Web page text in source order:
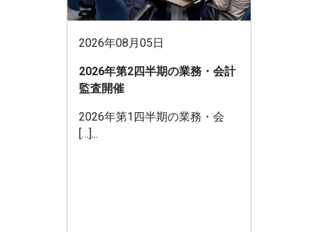
2026年08月05日
2026年第2四半期の業務・会計
監査開催
2026年第1四半期の業務・会
[…]...